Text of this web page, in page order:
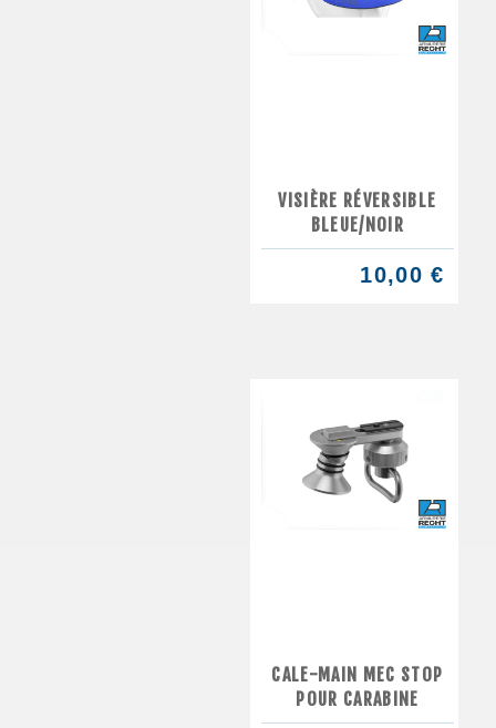
VISIÈRE RÉVERSIBLE
BLEUE/NOIR
10,00 €
CALE-MAIN MEC STOP
POUR CARABINE